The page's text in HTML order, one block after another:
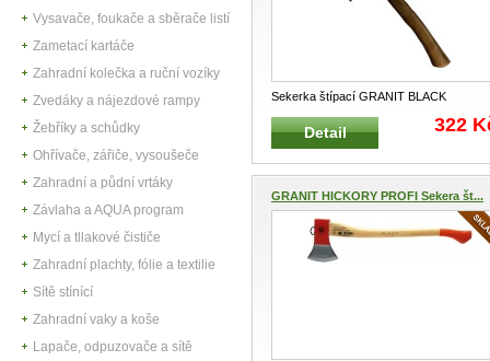
Vysavače, foukače a sběrače listí
Zametací kartáče
Zahradní kolečka a ruční vozíky
Zvedáky a nájezdové rampy
Žebříky a schůdky
Ohřívače, zářiče, vysoušeče
Zahradní a půdní vrtáky
Závlaha a AQUA program
Mycí a tllakové čističe
Zahradní plachty, fólie a textilie
Sítě stínící
Zahradní vaky a koše
Lapače, odpuzovače a sítě
Sekerka štípací GRANIT BLACK
EDITION Sekera pro štípání dřeva
...
Detail 322
GRANIT HICKORY PROFI Sekera št...